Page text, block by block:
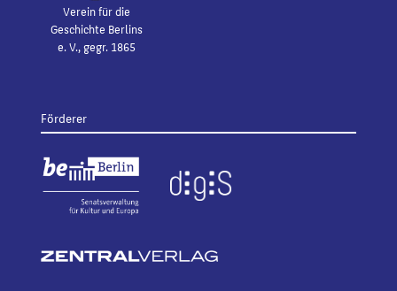
Verein für die
Geschichte Berlins
e. V., gegr. 1865
Förderer